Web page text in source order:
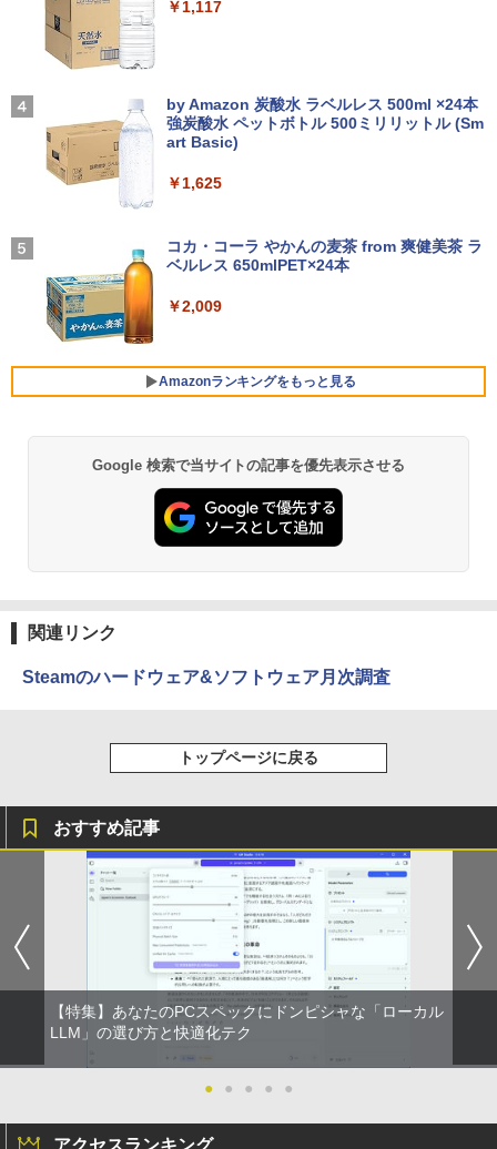
￥4,950
転生したら第七王子だったので、気まま
に魔術を極めます（24） 【電子書籍】[
石沢庸介 ]
￥825
タッチペンで音が聞ける！はじめてずか
￥14,990
レスイヤホン bluetooth イヤホン V12 小型
軽量 ブルートゥースHi-Fi 最大36時間再生 ぶ
るーとゅーす コードレス ENCノイズキャン
付き 防水 タッチ式音量調整 スポーツ/通勤/通
￥1,964
Xiaomi シャオミ REDMI Buds 8 Lite ワイヤ
￥3,480
￥250
￥250
￥1,117
by Amazon 炭酸水 ラベルレス 500ml ×24本
強炭酸水 ペットボトル 500ミリリットル (Sm
art Basic)
￥1,625
コカ・コーラ やかんの麦茶 from 爽健美茶 ラ
ベルレス 650mlPET×24本
￥2,009
Amazonランキングをもっと見る
薬屋のひとりごと 17巻 (デジタル版ビッグガ
ンガンコミックス)
￥770
￥832
ONE PIECE モノクロ版 115 (ジャンプコミッ
クスDIGITAL)
￥594
HUNTER×HUNTER モノクロ版 39 (ジャンプ
コミックスDIGITAL)
￥572
スーパーの裏でヤニ吸うふたり 9巻 (デジタル
￥810
Google 検索で当サイトの記事を優先表示させる
関連リンク
Steamのハードウェア&ソフトウェア月次調査
トップページに戻る
おすすめ記事
【特集】あなたのPCスペックにドンピシャな「ローカル
LLM」の選び方と快適化テク
● ● ● ● ●